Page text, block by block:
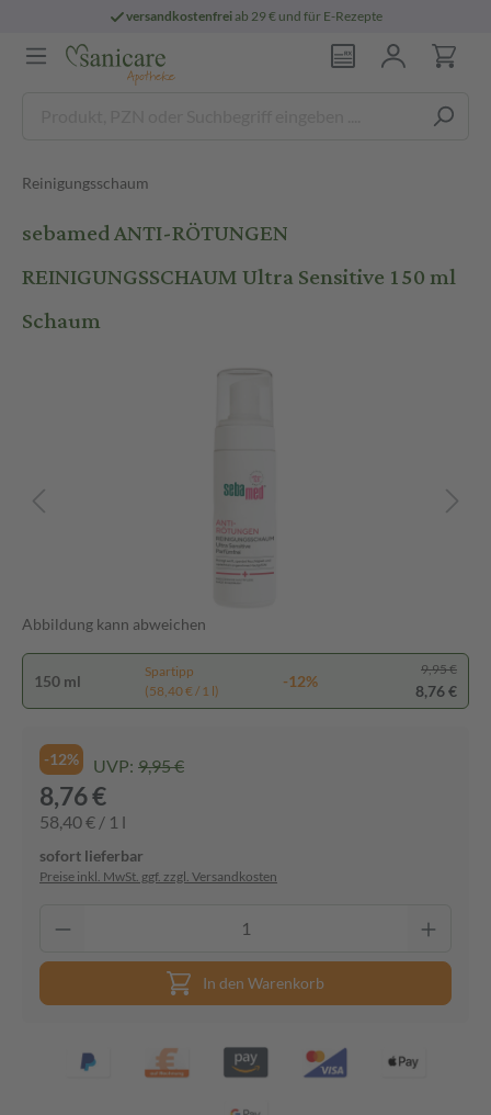
versandkostenfreiab 29 € und für E-Rezepte
Reinigungsschaum
sebamed ANTI-RÖTUNGEN
REINIGUNGSSCHAUM Ultra Sensitive 150 ml
Schaum
Abbildung kann abweichen
150 ml
Spartipp
(58,40 € / 1 l)
-12%
9,95 €
8,76 €
-12% UVP: 9,95 €
8,76 €
58,40 € / 1 l
sofort lieferbar
Preise inkl. MwSt. ggf. zzgl. Versandkosten
In den Warenkorb